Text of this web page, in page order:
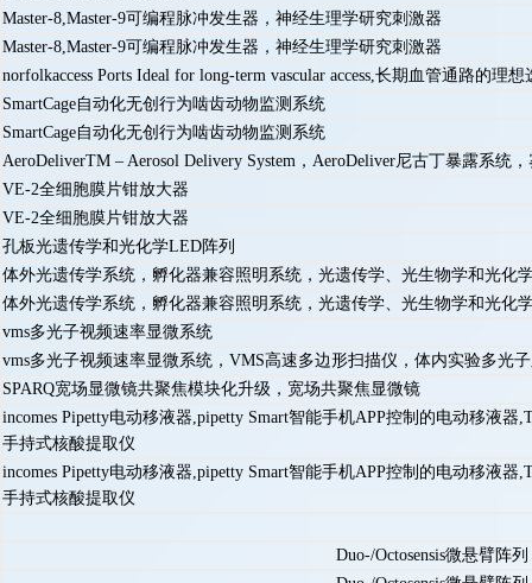
Master-8,Master-9可编程脉冲发生器，神经生理学研究刺激器
Master-8,Master-9可编程脉冲发生器，神经生理学研究刺激器
norfolkaccess Ports Ideal for long-term vascular access,长期血管通路的理想
SmartCage自动化无创行为啮齿动物监测系统
SmartCage自动化无创行为啮齿动物监测系统
AeroDeliverTM – Aerosol Delivery System，AeroDeliver尼古丁暴露系统
VE-2全细胞膜片钳放大器
VE-2全细胞膜片钳放大器
孔板光遗传学和光化学LED阵列
体外光遗传学系统，孵化器兼容照明系统，光遗传学、光生物学和光化
体外光遗传学系统，孵化器兼容照明系统，光遗传学、光生物学和光化
vms多光子视频速率显微系统
vms多光子视频速率显微系统，VMS高速多边形扫描仪，体内实验多光
SPARQ宽场显微镜共聚焦模块化升级，宽场共聚焦显微镜
incomes Pipetty电动移液器,pipetty Smart智能手机APP控制的电动移液
手持式核酸提取仪
incomes Pipetty电动移液器,pipetty Smart智能手机APP控制的电动移液
手持式核酸提取仪
Duo-/Octosensis微悬臂阵